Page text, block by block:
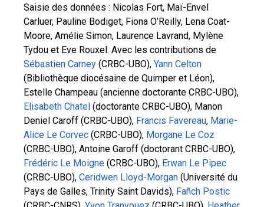
Saisie des données : Nicolas Fort, Maï-Envel
Carluer, Pauline Bodiget, Fiona O’Reilly, Lena Coat-
Moore, Amélie Simon, Laurence Lavrand, Mylène
Tydou et Eve Rouxel. Avec les contributions de
Sébastien Carney (CRBC-UBO), Yann Celton
(Bibliothèque diocésaine de Quimper et Léon),
Estelle Champeau (ancienne doctorante CRBC-UBO),
Elisabeth Chatel (doctorante CRBC-UBO), Manon
Deniel Caroff (CRBC-UBO), Francis Favereau, Marie-
Alice Le Corvec (CRBC-UBO), Morgane Le Coz
(CRBC-UBO), Antoine Garoff (doctorant CRBC-UBO),
Frédéric Le Moigne (CRBC-UBO), Erwan Le Pipec
(CRBC-UBO), Ceridwen Lloyd-Morgan (Université du
Pays de Galles, Trinity Saint Davids), Fañch Postic